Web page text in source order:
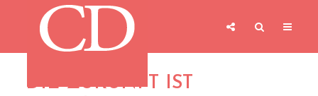
DIE ZUKUNFT IST